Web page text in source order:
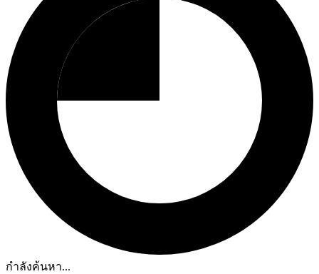
กำลังค้นหา...